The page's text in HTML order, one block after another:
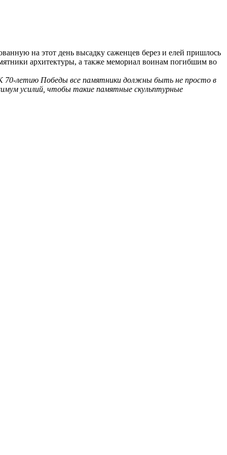
на этот день высадку саженцев берез и елей пришлось
архитектуры, а также мемориал воинам погибшим во
70-летию Победы все памятники должны быть не просто в
усилий, чтобы такие памятные скульптурные